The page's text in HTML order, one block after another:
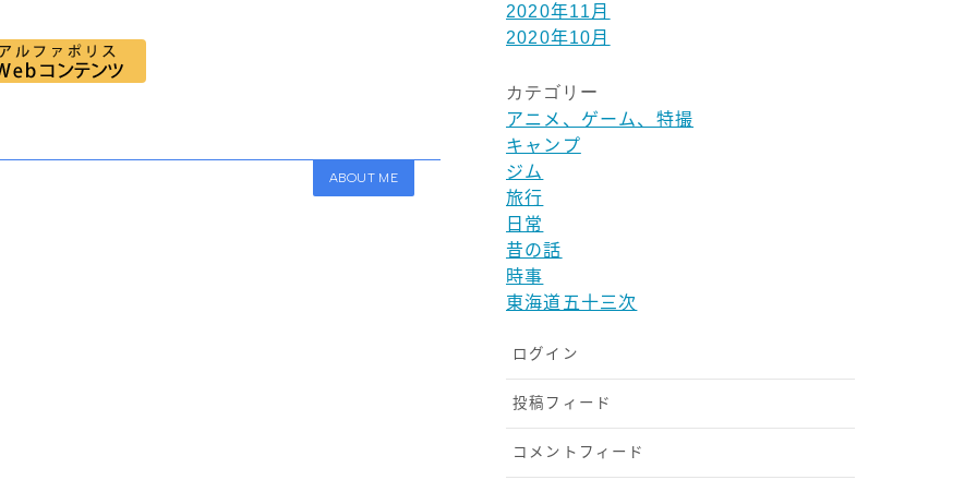
ABOUT ME
2020年11月
2020年10月
カテゴリー
アニメ、ゲーム、特撮
キャンプ
ジム
旅行
日常
昔の話
時事
東海道五十三次
ログイン
投稿フィード
コメントフィード